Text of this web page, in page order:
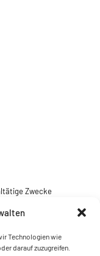
Technologien wie
darauf zuzugreifen.
Zwecke